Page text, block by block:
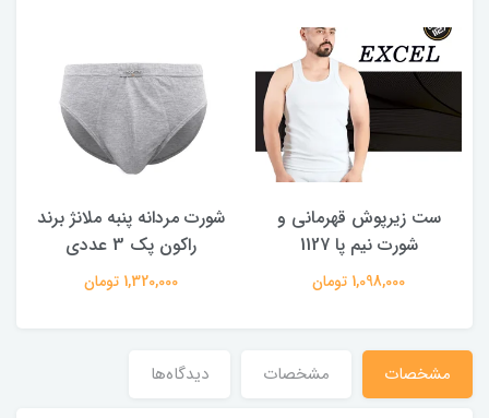
ست زیرپوش قهرمانی و
شورت نیم پا 1127
1,098,000 تومان
شورت مردانه پنبه ملانژ برند
راکون پک 3 عددی
1,320,000 تومان
مشخصات مشخصات دیدگاه‌ها